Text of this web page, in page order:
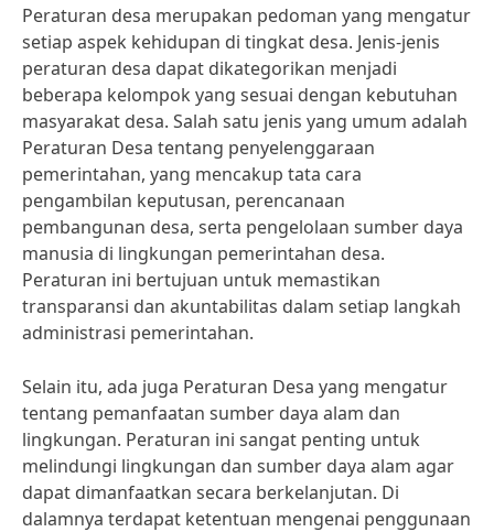
Peraturan desa merupakan pedoman yang mengatur
setiap aspek kehidupan di tingkat desa. Jenis-jenis
peraturan desa dapat dikategorikan menjadi
beberapa kelompok yang sesuai dengan kebutuhan
masyarakat desa. Salah satu jenis yang umum adalah
Peraturan Desa tentang penyelenggaraan
pemerintahan, yang mencakup tata cara
pengambilan keputusan, perencanaan
pembangunan desa, serta pengelolaan sumber daya
manusia di lingkungan pemerintahan desa.
Peraturan ini bertujuan untuk memastikan
transparansi dan akuntabilitas dalam setiap langkah
administrasi pemerintahan.
Selain itu, ada juga Peraturan Desa yang mengatur
tentang pemanfaatan sumber daya alam dan
lingkungan. Peraturan ini sangat penting untuk
melindungi lingkungan dan sumber daya alam agar
dapat dimanfaatkan secara berkelanjutan. Di
dalamnya terdapat ketentuan mengenai penggunaan